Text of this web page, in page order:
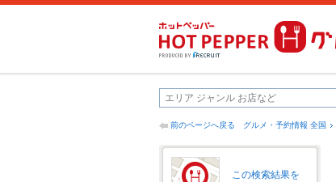
前のページへ戻る グルメ・予約情報 全国
この検索結果を